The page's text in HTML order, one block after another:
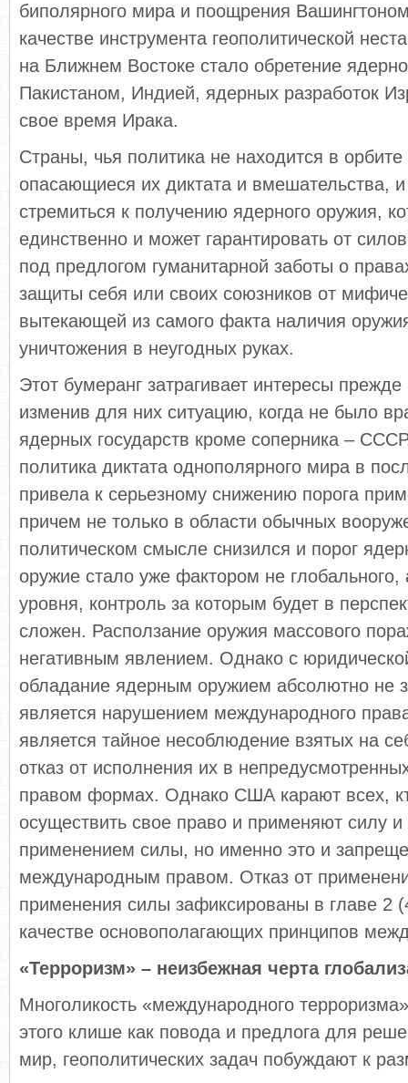
биполярного мира и поощрения
качестве инструмента геополитической
на Ближнем Востоке стало обретение
Пакистаном, Индией, ядерных разработок
свое время Ирака.
Страны, чья политика не находится в
опасающиеся их диктата и вмешательства,
стремиться к получению ядерного оружия,
единственно и может гарантировать от
под предлогом гуманитарной заботы о
защиты себя или своих союзников от
вытекающей из самого факта наличия
уничтожения в неугодных руках.
Этот бумеранг затрагивает интересы
изменив для них ситуацию, когда не было
ядерных государств кроме соперника –
политика диктата однополярного мира в
привела к серьезному снижению порога
причем не только в области обычных
политическом смысле снизился и порог
оружие стало уже фактором не глобального,
уровня, контроль за которым будет в
сложен. Расползание оружия массового
негативным явлением. Однако с
обладание ядерным оружием абсолютно не
является нарушением международного
является тайное несоблюдение взятых на
отказ от исполнения их в
правом формах. Однако США карают всех,
осуществить свое право и применяют силу и
применением силы, но именно это и
международным правом. Отказ от
применения силы зафиксированы в главе 2
качестве основополагающих принципов
«Терроризм» – неизбежная черта
Многоликость «международного
этого клише как повода и предлога для
мир, геополитических задач побуждают к